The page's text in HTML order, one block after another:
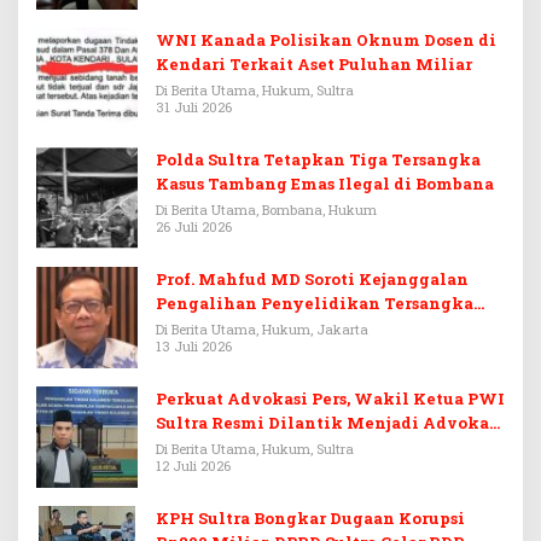
WNI Kanada Polisikan Oknum Dosen di
Kendari Terkait Aset Puluhan Miliar
Di Berita Utama, Hukum, Sultra
31 Juli 2026
Polda Sultra Tetapkan Tiga Tersangka
Kasus Tambang Emas Ilegal di Bombana
Di Berita Utama, Bombana, Hukum
26 Juli 2026
Prof. Mahfud MD Soroti Kejanggalan
Pengalihan Penyelidikan Tersangka
Febrie Adriansyah
Di Berita Utama, Hukum, Jakarta
13 Juli 2026
Perkuat Advokasi Pers, Wakil Ketua PWI
Sultra Resmi Dilantik Menjadi Advokat
PERADI
Di Berita Utama, Hukum, Sultra
12 Juli 2026
KPH Sultra Bongkar Dugaan Korupsi